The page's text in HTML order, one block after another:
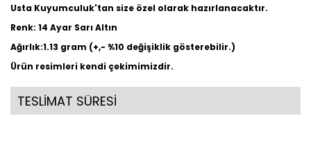
Usta Kuyumculuk'tan size özel olarak hazırlanacaktır.
Renk: 14 Ayar Sarı Altın
Ağırlık:1.13 gram (+,- %10 değişiklik gösterebilir.)
Ürün resimleri kendi çekimimizdir.
TESLİMAT SÜRESİ